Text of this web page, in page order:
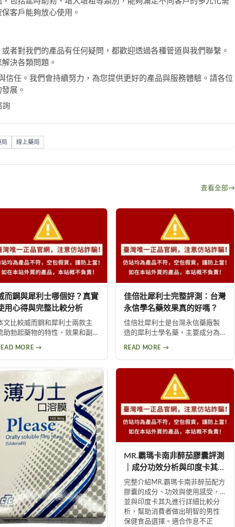
客戶能夠放心使用。
者對我們的產品有任何疑問，都歡迎透過各種管道與我們聯繫。
決各類問題。
信任。我們會持續努力，為您提供更好的產品與服務體驗。請各位
展。
詢
局 線上藥局
查看全部→
而鋼與犀利士哪個好？真實
用心得與完整比較分析
文比較威而鋼和犀利士兩款主
助勃起藥物的特性、效果和副
。涵蓋威而鋼短效快攻、犀利
長效保養的適用情境，以及每
日服用犀利士5mg的保養建議，協
助您做出最佳判斷。
MORE →
佳倍壯犀利士完整評測：台灣
永信學名藥效果真的好嗎？
佳倍壯犀利士是台灣永信藥廠製
造的犀利士學名藥，主要成分為
時又稱「假日丸」，提供5mg與
20mg兩種劑量選擇。本文深入解
析佳倍壯犀利士的作用原理、最
新價格、使用心得及正確購買方
式，幫助男性找到適合的壯陽選
擇。
READ MORE →
MR.霸瑪卡南非醉茄膠囊評測
｜成分功效分析與印度卡其丸
比較
完整介紹MR.霸瑪卡南非醉茄配方
膠囊的成分、功效與使用感受，
並與印度卡其丸進行詳細比較分
析，幫助消費者做出明智的男性
保健食品選擇。適合作息不正